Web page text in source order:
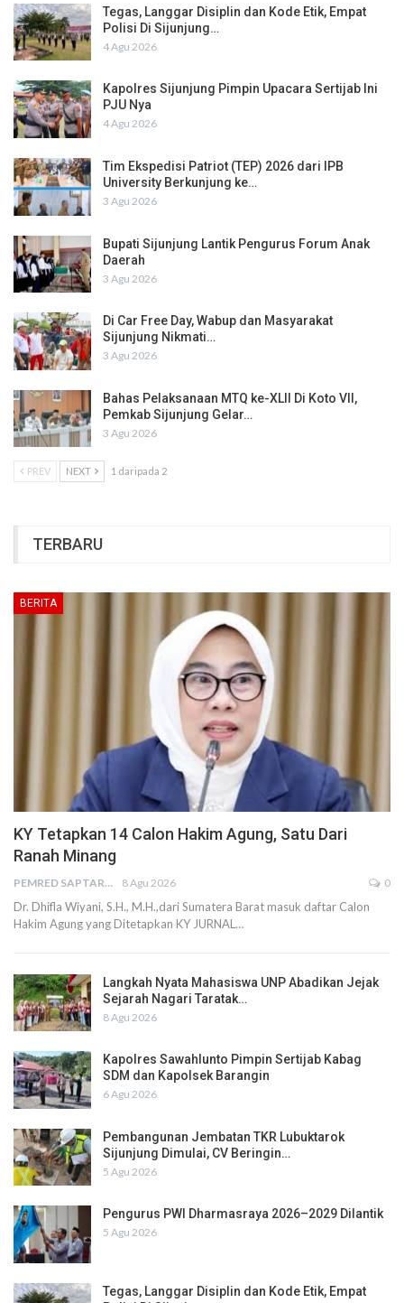
Tegas, Langgar Disiplin dan Kode Etik, Empat
Polisi Di Sijunjung…
4 Agu 2026
Kapolres Sijunjung Pimpin Upacara Sertijab Ini
PJU Nya
4 Agu 2026
Tim Ekspedisi Patriot (TEP) 2026 dari IPB
University Berkunjung ke…
3 Agu 2026
Bupati Sijunjung Lantik Pengurus Forum Anak
Daerah
3 Agu 2026
Di Car Free Day, Wabup dan Masyarakat
Sijunjung Nikmati…
3 Agu 2026
Bahas Pelaksanaan MTQ ke-XLII Di Koto VII,
Pemkab Sijunjung Gelar…
3 Agu 2026
PREV NEXT 1 daripada 2
TERBARU
BERITA
KY Tetapkan 14 Calon Hakim Agung, Satu Dari
Ranah Minang
PEMRED SAPTARIUS 8 Agu 2026 0
Dr. Dhifla Wiyani, S.H., M.H.,dari Sumatera Barat masuk daftar Calon
Hakim Agung yang Ditetapkan KY JURNAL…
Langkah Nyata Mahasiswa UNP Abadikan Jejak
Sejarah Nagari Taratak…
8 Agu 2026
Kapolres Sawahlunto Pimpin Sertijab Kabag
SDM dan Kapolsek Barangin
6 Agu 2026
Pembangunan Jembatan TKR Lubuktarok
Sijunjung Dimulai, CV Beringin…
5 Agu 2026
Pengurus PWI Dharmasraya 2026–2029 Dilantik
5 Agu 2026
Tegas, Langgar Disiplin dan Kode Etik, Empat